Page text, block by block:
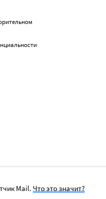
Mail.Что это значит?